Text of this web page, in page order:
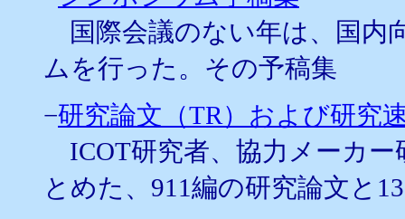
国際会議のない年は、国内
ムを行った。その予稿集
−研究論文（TR）および研究
ICOT研究者、協力メーカー
とめた、911編の研究論文と